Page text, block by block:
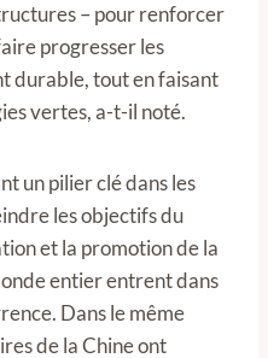
– pour renforcer
progresser les
durable, tout en faisant
vertes, a-t-il noté.
un pilier clé dans les
les objectifs du
et la promotion de la
entier entrent dans
Dans le même
de la Chine ont